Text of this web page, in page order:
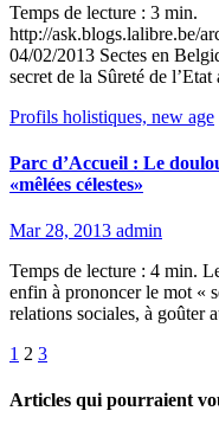
Temps de lecture : 3 min.
http://ask.blogs.lalibre.be/
04/02/2013 Sectes en
secret de la Sûreté de
Profils holistiques, new age
Parc d’Accueil : Le
«mêlées célestes»
Mar 28, 2013 admin
Temps de lecture : 4 min.
enfin à prononcer le mot «
relations sociales, à goûter
Pagination
des
1 2 3
Articles qui pourraient